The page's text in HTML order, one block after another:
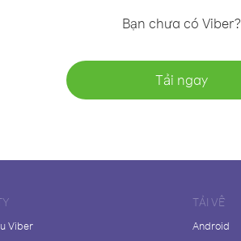
Bạn chưa có Viber?
Tải ngay
Viber
TẢI VỀ
Android